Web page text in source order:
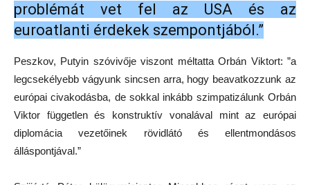
problémát vet fel az USA és az
euroatlanti érdekek szempontjából.”
Peszkov, Putyin szóvivője viszont méltatta Orbán Viktort: ”a
legcsekélyebb vágyunk sincsen arra, hogy beavatkozzunk az
európai civakodásba, de sokkal inkább szimpatizálunk Orbán
Viktor független és konstruktív vonalával mint az európai
diplomácia vezetőinek rövidlátó és ellentmondásos
álláspontjával.”